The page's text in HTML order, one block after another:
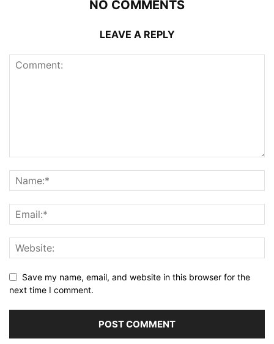
NO COMMENTS
LEAVE A REPLY
Save my name, email, and website in this browser for the
next time I comment.